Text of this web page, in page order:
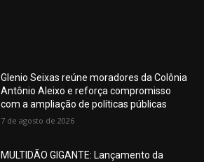
Glenio Seixas reúne moradores da Colônia
Antônio Aleixo e reforça compromisso
com a ampliação de políticas públicas
7 de agosto de 2026
MULTIDÃO GIGANTE: Lançamento da